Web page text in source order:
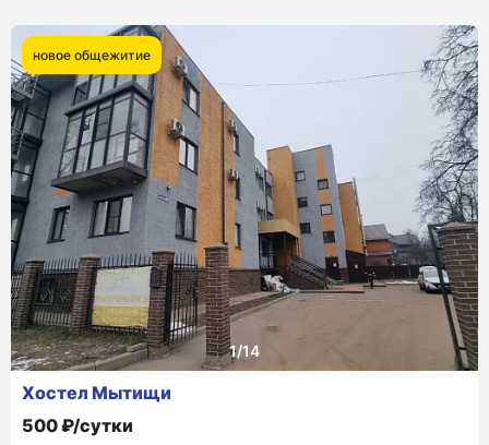
новое общежитие
Хостел Мытищи
500 ₽/сутки